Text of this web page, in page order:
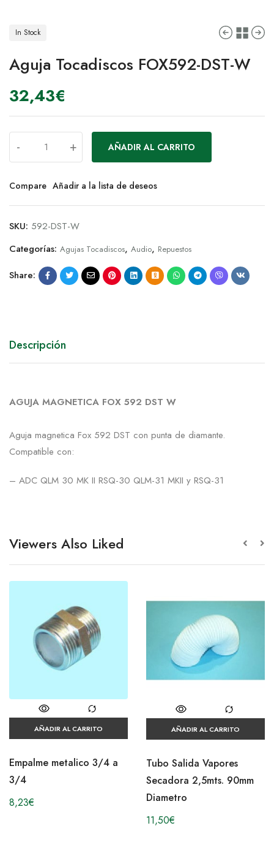
In Stock
Aguja Tocadiscos FOX592-DST-W
32,43€
- + AÑADIR AL CARRITO
Compare Añadir a la lista de deseos
SKU: 592-DST-W
Categorías: Agujas Tocadiscos, Audio, Repuestos
Share:
Descripción
AGUJA MAGNETICA FOX 592 DST W
Aguja magnetica Fox 592 DST con punta de diamante.
Compatible con:
– ADC QLM 30 MK II RSQ-30 QLM-31 MKII y RSQ-31
Viewers Also Liked
AÑADIR AL CARRITO
Empalme metalico 3/4 a
3/4
8,23€
AÑADIR AL CARRITO
Tubo Salida Vapores
Secadora 2,5mts. 90mm
Diametro
11,50€